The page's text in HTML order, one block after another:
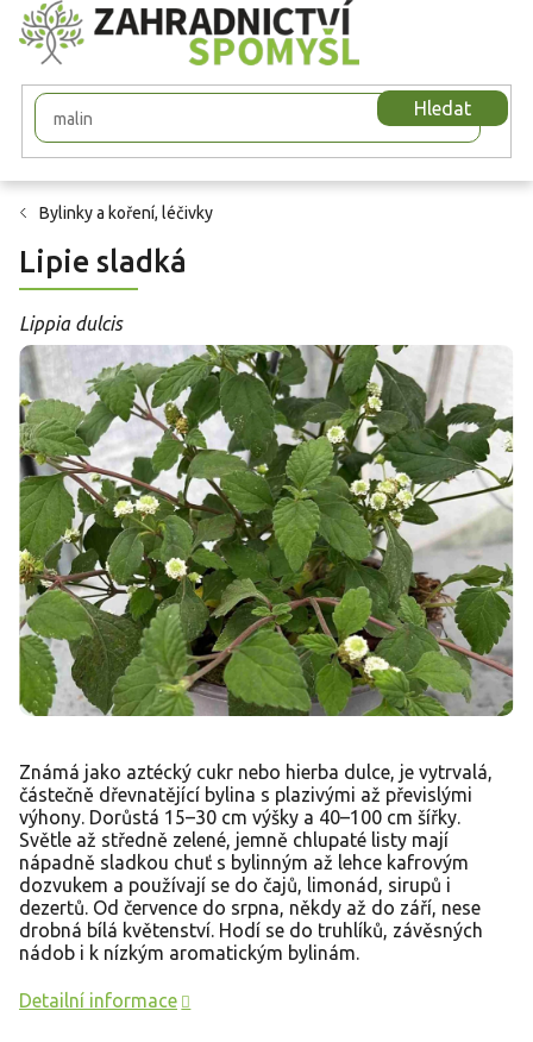
Přejít
na
obsah
Hledat
Bylinky a koření, léčivky
Lipie sladká
Lippia dulcis
Známá jako aztécký cukr nebo hierba dulce, je vytrvalá,
částečně dřevnatějící bylina s plazivými až převislými
výhony. Dorůstá 15–30 cm výšky a 40–100 cm šířky.
Světle až středně zelené, jemně chlupaté listy mají
nápadně sladkou chuť s bylinným až lehce kafrovým
dozvukem a používají se do čajů, limonád, sirupů i
dezertů. Od července do srpna, někdy až do září, nese
drobná bílá květenství. Hodí se do truhlíků, závěsných
nádob i k nízkým aromatickým bylinám.
Detailní informace